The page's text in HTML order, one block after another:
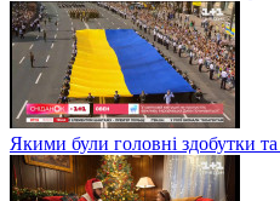
Якими були головні здобутки